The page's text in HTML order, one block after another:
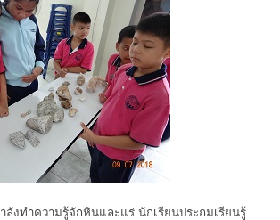
ลังทำความรู้จักหินและแร่ นักเรียนประถมเรียนรูู้